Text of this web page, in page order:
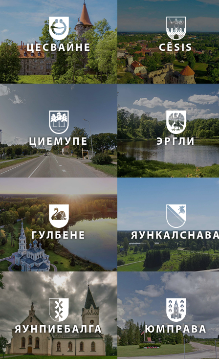
ЦЕСВАЙНЕ CĒSIS
ЦИЕМУПЕ ЭРГЛИ
ГУЛБЕНЕ
ЯУНПИЕБАЛГА ЮМПРАВА